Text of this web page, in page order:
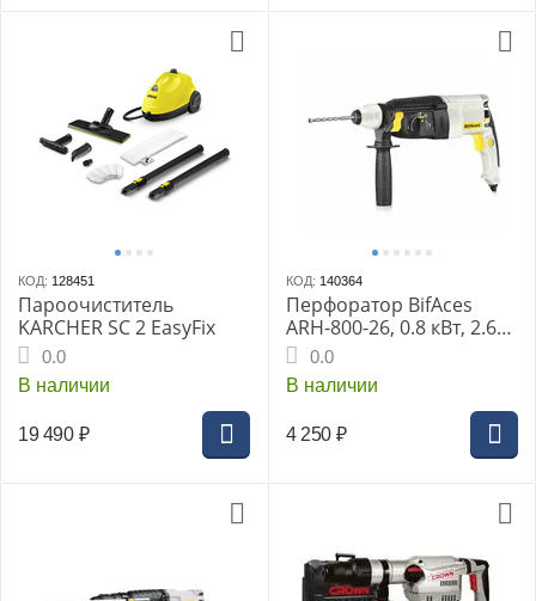
КОД: 128451
Пароочиститель
KARCHER SC 2 EasyFix
0.0
В наличии
19 490 ₽
КОД: 140364
Перфоратор BifAces
ARH-800-26, 0.8 кВт, 2.6
Дж, SDS+, 1150 об/мин,
5100 уд/мин, 3 режима
0.0
В наличии
4 250 ₽